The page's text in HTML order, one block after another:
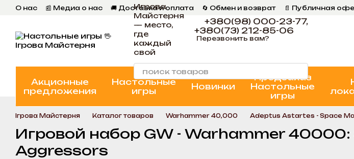
Перейти к основному контенту
О нас 📰 Медиа о нас 🚚 Доставка и оплата 🔄 Обмен и возврат
📄 Публичная
📄 Пользовательское соглашение
💬 Отзывы 📝 Блог 📞 Контакты Ігрова
Игрова
Майстерня
— место,
где
каждый
свой
+380(98) 000-23-77,
+380(73) 212-85-06
Перезвонить вам?
Акционные
предложения
Настольные
игры
Новинки
Предзаказ
Настольные
игры
Ігрова Майстерня Каталог товаров Warhammer 40,000 Adeptus Astartes - Space
Игровой набор GW - Warhammer
Aggressors